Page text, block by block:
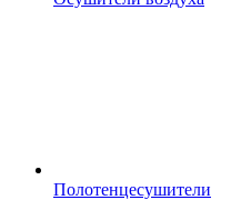
Полотенцесушители